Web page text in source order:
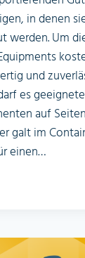
in denen
werden. Um
und
es
auf
galt im
einen…